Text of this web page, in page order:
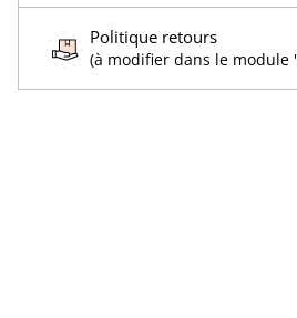
Politique retours
(à modifier dans le module